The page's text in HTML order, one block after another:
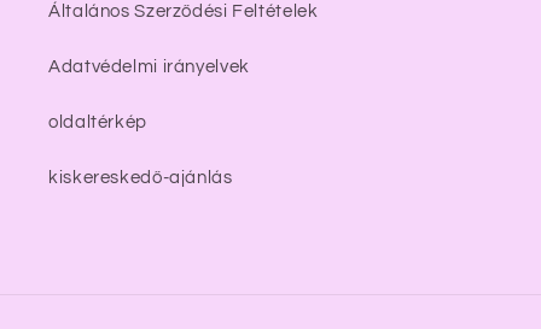
Általános Szerződési Feltételek
Adatvédelmi irányelvek
oldaltérkép
kiskereskedő-ajánlás